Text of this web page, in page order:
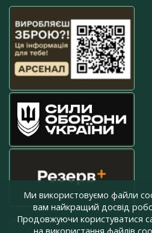
press@armyinform.com.ua
Ми використовуємо файли
вам найкращий досвід
Продовжуючи користуватися